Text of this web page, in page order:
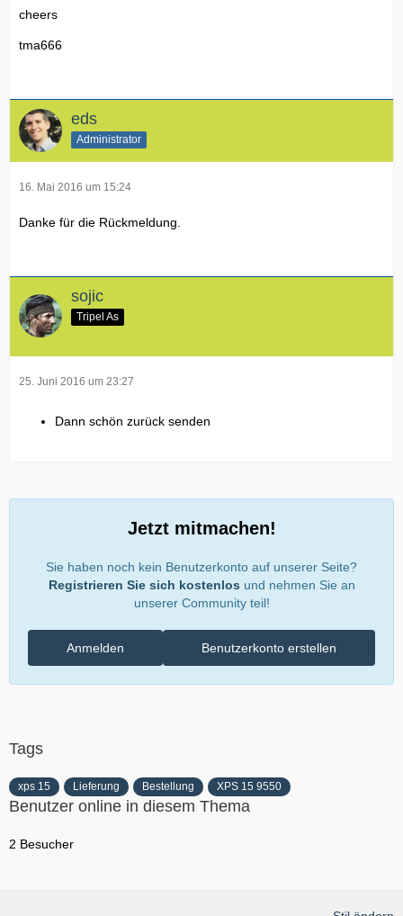
cheers
tma666
eds
Administrator
16. Mai 2016 um 15:24
Danke für die Rückmeldung.
sojic
Tripel As
25. Juni 2016 um 23:27
Dann schön zurück senden
Jetzt mitmachen!
Sie haben noch kein Benutzerkonto auf unserer Seite?
Registrieren Sie sich kostenlos und nehmen Sie an
unserer Community teil!
Benutzerkonto erstellen
Anmelden
Tags
xps 15 Lieferung Bestellung XPS 15 9550
Benutzer online in diesem Thema
2 Besucher